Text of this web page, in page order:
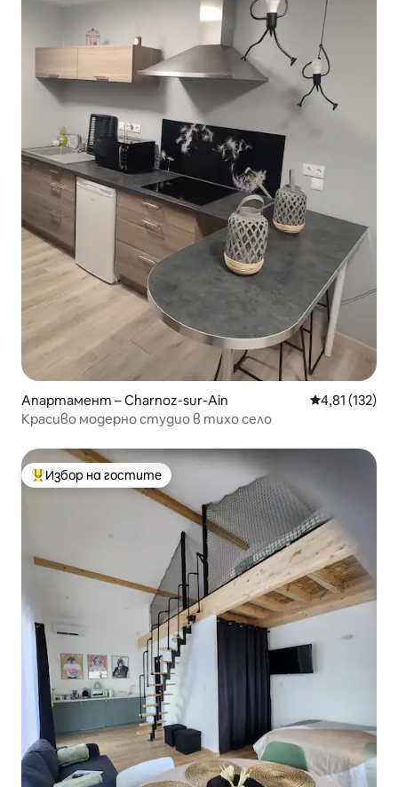
Апартамент – Charnoz-sur-Ain Средна
4,81 (132)
Красиво модерно студио в тихо село
Най-популярен избор на гостите
Избор на гостите